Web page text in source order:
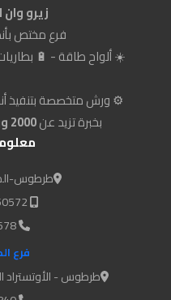
زيرو
فرع مختص
☀️ ألواح طاقة - 🔋
⚙️ ورش متخصصة بتنفيذ
بخبرة تزيد عن2000 ورشة
طرطوس-
2229678 (043)
فرع
طرطوس - الأوتستراد